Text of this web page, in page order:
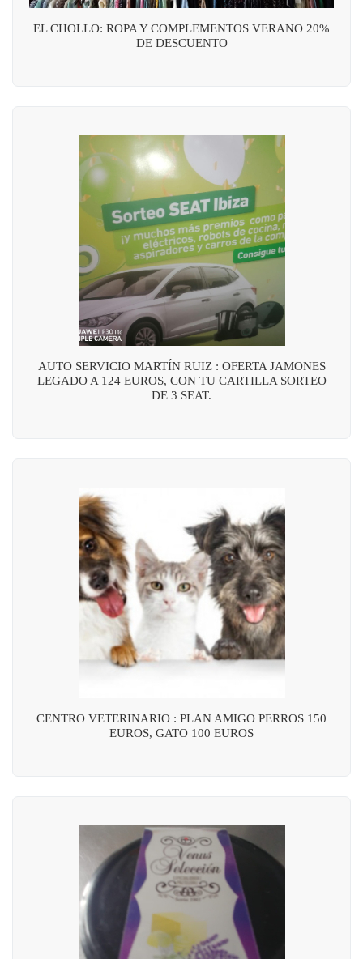
EL CHOLLO: ROPA Y COMPLEMENTOS VERANO 20%
DE DESCUENTO
AUTO SERVICIO MARTÍN RUIZ : OFERTA JAMONES
LEGADO A 124 EUROS, CON TU CARTILLA SORTEO
DE 3 SEAT.
CENTRO VETERINARIO : PLAN AMIGO PERROS 150
EUROS, GATO 100 EUROS